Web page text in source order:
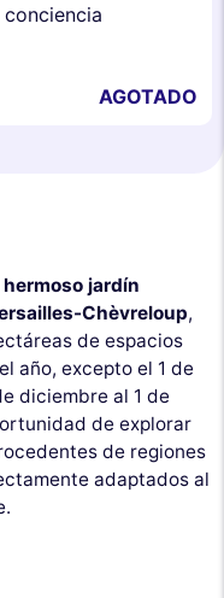
AGOTADO
hermoso jardín
Chèvreloup,
de espacios
año, excepto el 1 de
diciembre al 1 de
de explorar
de regiones
adaptados al